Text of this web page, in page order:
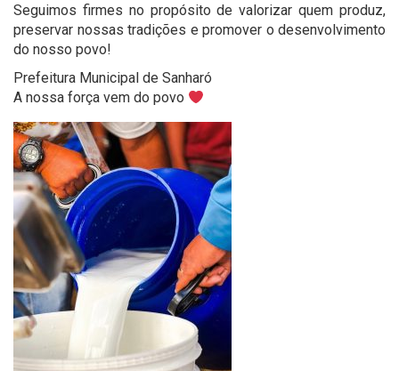
Seguimos firmes no propósito de valorizar quem produz,
preservar nossas tradições e promover o desenvolvimento
do nosso povo!
Prefeitura Municipal de Sanharó
A nossa força vem do povo